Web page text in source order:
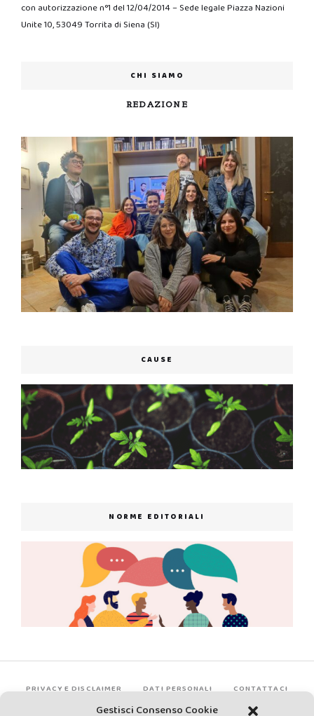
Gestisci Consenso Cookie
con autorizzazione n°1 del 12/04/2014 – Sede legale Piazza Nazioni
Unite 10, 53049 Torrita di Siena (SI)
CHI SIAMO
REDAZIONE
CAUSE
NORME EDITORIALI
PRIVACY E DISCLAIMER DATI PERSONALI CONTATTACI